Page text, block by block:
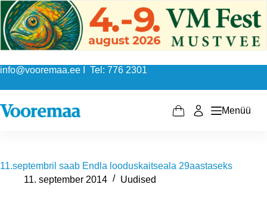
Skip
to
content
info@vooremaa.ee I Tel: 776 2301
Shopping
Menüü
11.septembril saab Endla looduskaitseala 29aastaseks
11. september 2014
Uudised